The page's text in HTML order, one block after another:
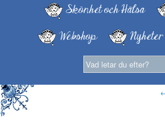
Skönhet och Hälsa
Webshop
Nyheter